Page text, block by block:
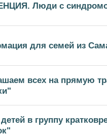
Люди с
для семей из
всех на прямую
в группу